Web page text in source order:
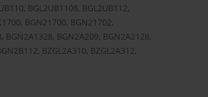
BGL2UB1108, BGL2UB112,
BGN21700, BGN21702,
BGN2A1328, BGN2A209, BGN2A2128,
BZGL2A310, BZGL2A312,